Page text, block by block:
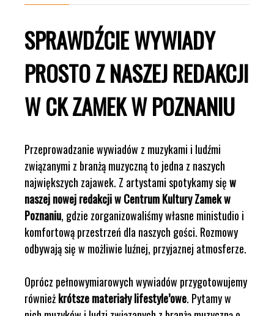
SPRAWDŹCIE WYWIADY
PROSTO Z NASZEJ REDAKCJI
W CK ZAMEK W POZNANIU
Przeprowadzanie wywiadów z muzykami i ludźmi
związanymi z branżą muzyczną to jedna z naszych
największych zajawek. Z artystami spotykamy sięw
naszej nowej redakcji w Centrum Kultury Zamek w
Poznaniu, gdzie zorganizowaliśmy własne ministudio i
komfortową przestrzeń dla naszych gości. Rozmowy
odbywają się w możliwie luźnej, przyjaznej atmosferze.
Oprócz pełnowymiarowych wywiadów przygotowujemy
równieżkrótsze materiały lifestyle’owe. Pytamy w